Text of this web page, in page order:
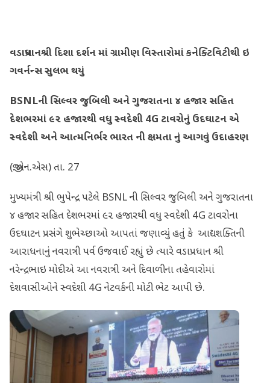
વડાપ્રધાનશ્રી દિશા દર્શન માં ગ્રામીણ વિસ્તારોમાં કનેક્ટિવિટીથી ઇ
ગવર્નન્સ સુલભ થયું
BSNLની સિલ્વર જુબિલી અને ગુજરાતના ૪ હજાર સહિત
દેશભરમાં ૯૨ હજારથી વધુ સ્વદેશી 4G ટાવરોનું ઉદઘાટન એ
સ્વદેશી અને આત્મનિર્ભર ભારત ની ક્ષમતા નું આગવું ઉદાહરણ
(જી.એન.એસ) તા. 27
મુખ્યમંત્રી શ્રી ભુપેન્દ્ર પટેલે BSNL ની સિલ્વર જુબિલી અને ગુજરાતના
૪ હજાર સહિત દેશભરમાં ૯૨ હજારથી વધુ સ્વદેશી 4G ટાવરોના
ઉદઘાટન પ્રસંગે શુભેચ્છાઓ આપતાં જણાવ્યું હતું કે આદ્યશક્તિની
આરાધનાનું નવરાત્રી પર્વ ઉજવાઈ રહ્યું છે ત્યારે વડાપ્રધાન શ્રી
નરેન્દ્રભાઇ મોદીએ આ નવરાત્રી અને દિવાળીના તહેવારોમાં
દેશવાસીઓને સ્વદેશી 4G નેટવર્કની મોટી ભેટ આપી છે.